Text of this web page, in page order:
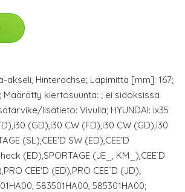
akseli, Hinterachse; Läpimitta [mm]: 167;
Määrätty kiertosuunta: ; ei sidoksissa
lisätieto: Vivulla; HYUNDAI: ix35
(GD),i30 CW (FD),i30 CW (GD),i30
(SL),CEE'D SW (ED),CEE'D
(ED),SPORTAGE (JE_, KM_),CEE`D
CEE'D (ED),PRO CEE´D (JD);
583501HA00, 585301HA00;